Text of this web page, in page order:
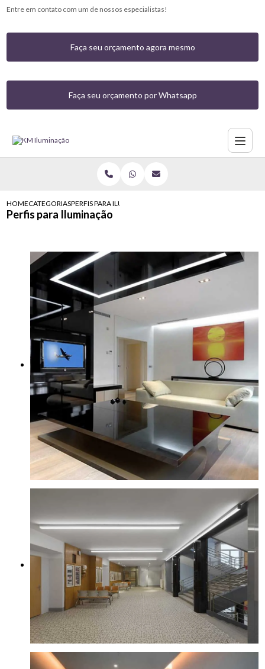
Entre em contato com um de nossos especialistas!
Faça seu orçamento agora mesmo
Faça seu orçamento por Whatsapp
HOMECATEGORIASPERFIS PARA ILUMINAÇÃO
Perfis para Iluminação